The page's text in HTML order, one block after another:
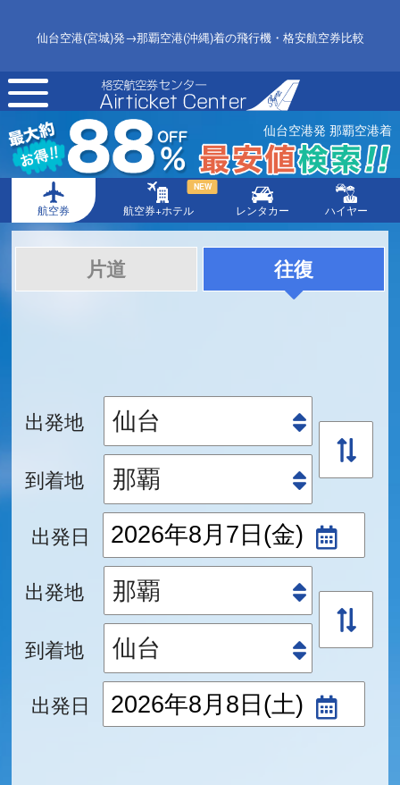
仙台空港(宮城)発→那覇空港(沖縄)着の飛行機・格安航空券比較
toggle
navigation
仙台空港発 那覇空港着
航空券 航空券+ホテル
NEW
レンタカー ハイヤー
片道 往復
出発地
到着地
出発日
出発地
到着地
出発日